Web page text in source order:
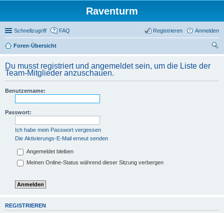
Raventurm
Schnellzugriff FAQ Anmelden
Registrieren
Foren-Übersicht
Du musst registriert und angemeldet sein, um die Liste der
Team-Mitglieder anzuschauen.
Benutzername:
Passwort:
Ich habe mein Passwort vergessen
Die Aktivierungs-E-Mail erneut senden
Angemeldet bleiben
Meinen Online-Status während dieser Sitzung verbergen
REGISTRIEREN